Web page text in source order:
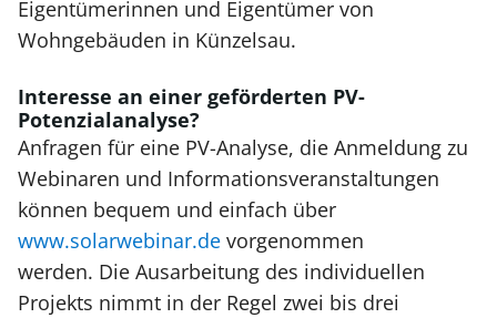
Eigentümerinnen und Eigentümer von
Wohngebäuden in Künzelsau.
Interesse an einer geförderten PV-
Potenzialanalyse?
Anfragen für eine PV-Analyse, die Anmeldung zu
Webinaren und Informationsveranstaltungen
können bequem und einfach über
www.solarwebinar.de vorgenommen
werden. Die Ausarbeitung des individuellen
Projekts nimmt in der Regel zwei bis drei